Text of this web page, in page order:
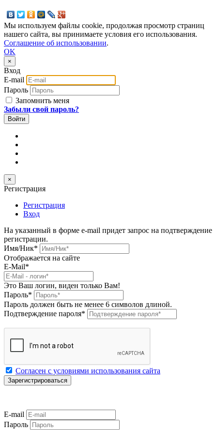
Мы используем файлы cookie, продолжая просмотр страниц
нашего сайта, вы принимаете условия его использования.
Соглашение об использовании.
OK
×
Вход
E-mail
Пароль
Запомнить меня
Забыли свой пароль?
×
Регистрация
Регистрация
Вход
На указанный в форме e-mail придет запрос на подтверждение
регистрации.
Имя/Ник*
Отображается на сайте
E-Mail*
Это Ваш логин, виден только Вам!
Пароль*
Пароль должен быть не менее 6 символов длиной.
Подтверждение пароля*
Согласен с условиями использования сайта
E-mail
Пароль